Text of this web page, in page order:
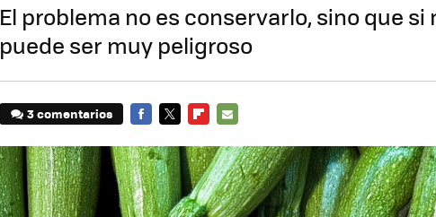
El problema no es conservarlo, sino que si
puede ser muy peligroso
3 comentarios
MAIL